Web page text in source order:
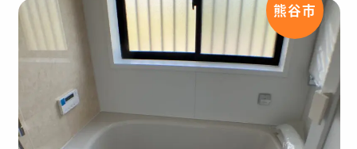
熊谷市